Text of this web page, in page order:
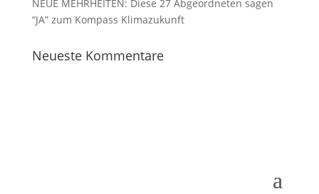
NEUE MEHRHEITEN: Diese 27 Abgeordneten sagen
“JA” zum Kompass Klimazukunft
Neueste Kommentare